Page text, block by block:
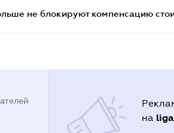
не блокируют компенсацию
на